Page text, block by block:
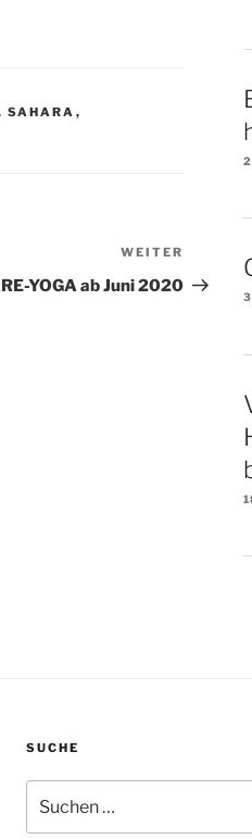
SAHARA ,
Beitrag
WEITER
YOGA ab Juni 2020
SUCHE
nach: